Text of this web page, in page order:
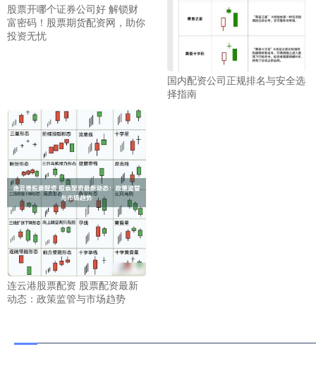
股票开哪个证券公司好 解锁财
富密码！股票期货配资网，助你
投资无忧
国内配资公司正规排名与安全选
择指南
连云港股票配资 股票配资最新
动态：政策监管与市场趋势